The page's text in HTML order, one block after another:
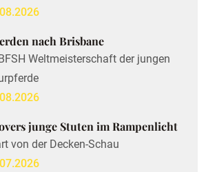
nach Brisbane
Weltmeisterschaft der jungen
junge Stuten im Rampenlicht
von der Decken-Schau